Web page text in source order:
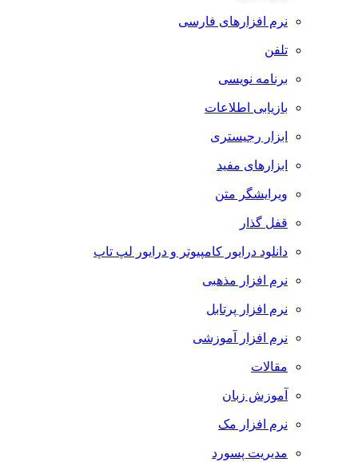
نرم افزارهای فارسی
تلفن
برنامه نویسی
بازیابی اطلاعات
ابزار رجیستری
ابزارهای مفید
ویرایشگر متن
قفل گذار
دانلود درایور کامپیوتر و درایور لپ تاپ
نرم افزار مذهبی
نرم افزار پرتابل
نرم افزار آموزشی
مقالات
آموزش زبان
نرم افزار مک
مدیریت پسورد